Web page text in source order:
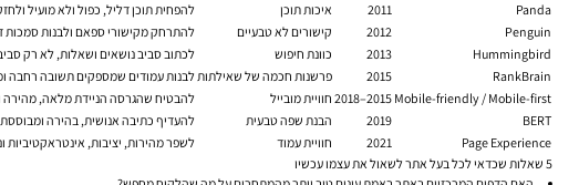
Panda
2011 איכות תוכן
להפחית תוכן דליל, כפול ולא מועיל
Penguin
2012 קישורים לא טבעיים
להתרחק מקישורי ספאם ולבנות סמכות
Hummingbird
2013 כוונת חיפוש
לכתוב סביב נושאים ושאלות, לא רק
RankBrain
2015 פרשנות חכמה של שאילתותלבנות עמודים שמספקים תשובה רחבה
Mobile-friendly / Mobile-first
2015–2018 חוויית מובייל
להבטיח שהגרסה הניידת מלאה, מהירה
BERT
2019 הבנת שפה טבעית
להעדיף כתיבה אנושית, בהירה
Page Experience
2021 חוויית עמוד
לשפר מהירות, יציבות, אינטראקטיביות
5 שאלות שכדאי לכל בעל אתר לשאול את עצמו עכשיו